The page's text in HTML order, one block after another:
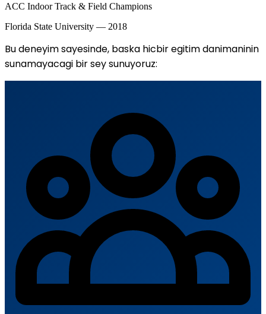
ACC Indoor Track & Field Champions
Florida State University — 2018
Bu deneyim sayesinde, baska hicbir egitim danimaninin
sunamayacagi bir sey sunuyoruz: